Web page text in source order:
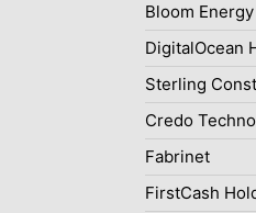
Bloom
DigitalOcean
Sterling
Credo
Fabrinet
FirstCash